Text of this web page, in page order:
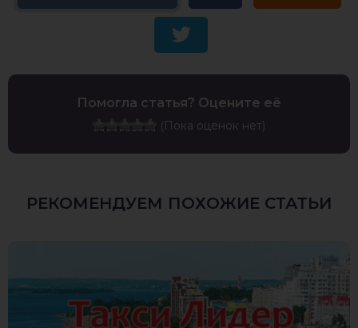
Помогла статья? Оцените её
(Пока оценок нет)
РЕКОМЕНДУЕМ ПОХОЖИЕ СТАТЬИ